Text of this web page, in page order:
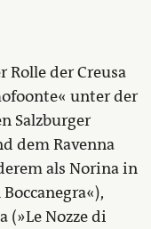
der Creusa
unter der
Salzburger
dem Ravenna
als Norina in
(»Le Nozze di